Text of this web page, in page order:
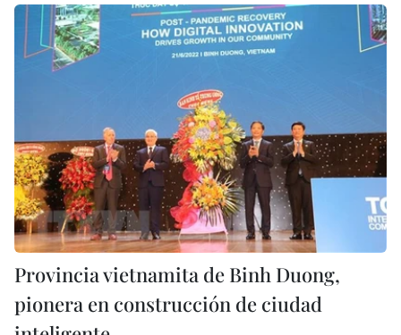
Provincia vietnamita de Binh Duong,
pionera en construcción de ciudad